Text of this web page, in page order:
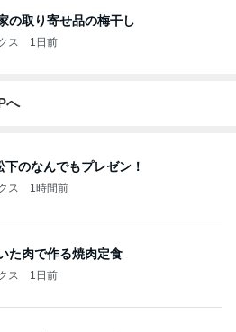
の取り寄せ品の梅干し
ス 1日前
へ
下のなんでもプレゼン！
ス 1時間前
た肉で作る焼肉定食
ス 1日前